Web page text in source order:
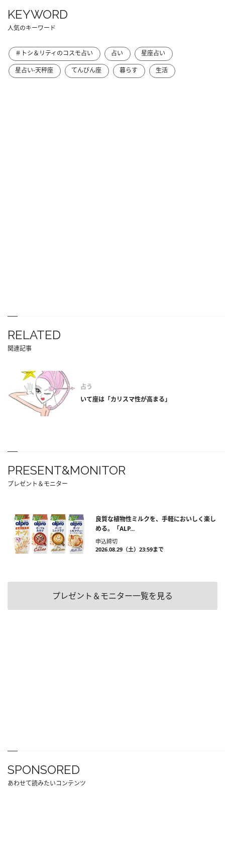
KEYWORD
人気のキーワード
＃トシ＆リティのコスモ占い 占い
星座占い
星占い-天秤座
てんびん座 暮らす 生活
RELATED
関連記事
占う
いて座は「カリスマ性が高まる」
PRESENT&MONITOR
プレゼント＆モニター
良質な植物性ミルクを、手軽においしく楽し
める。「ALP...
申込締切
2026.08.29（土）23:59まで
プレゼント＆モニター一覧を見る
SPONSORED
あわせて読みたいコンテンツ